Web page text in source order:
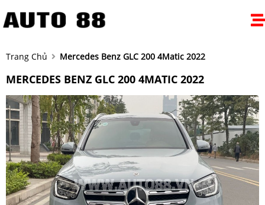
Trang Chủ Mercedes Benz GLC 200 4Matic 2022
MERCEDES BENZ GLC 200 4MATIC 2022